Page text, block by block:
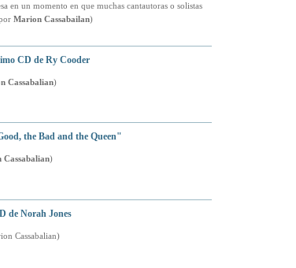
en un momento en que muchas cantautoras o solistas
Marion Cassabailan)
CD de Ry Cooder
Cassabalian)
the Bad and the Queen"
Cassabalian)
de Norah Jones
Cassabalian)